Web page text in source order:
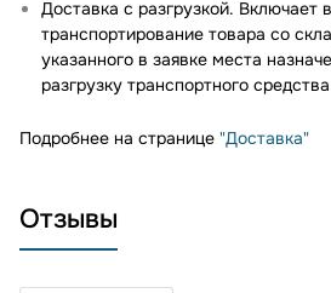
Доставка с разгрузкой. Включает
транспортирование товара со
указанного в заявке места
разгрузку транспортного
Подробнее на странице "Доставка"
Отзывы